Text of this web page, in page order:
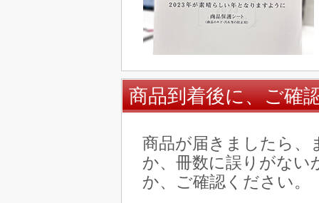
商品到着後に、ご確
商品が届きましたら、
か、冊数に誤りがない
か、ご確認ください。